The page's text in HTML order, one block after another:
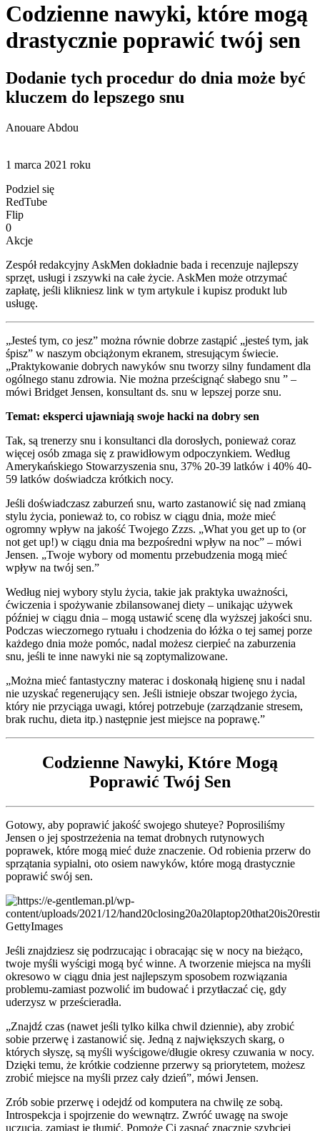
Codzienne nawyki, które mogą
drastycznie poprawić twój sen
Dodanie tych procedur do dnia może być
kluczem do lepszego snu
Anouare Abdou
1 marca 2021 roku
Podziel się
RedTube
Flip
0
Akcje
Zespół redakcyjny AskMen dokładnie bada i recenzuje najlepszy
sprzęt, usługi i zszywki na całe życie. AskMen może otrzymać
zapłatę, jeśli klikniesz link w tym artykule i kupisz produkt lub
usługę.
„Jesteś tym, co jesz” można równie dobrze zastąpić „jesteś tym, jak
śpisz” w naszym obciążonym ekranem, stresującym świecie.
„Praktykowanie dobrych nawyków snu tworzy silny fundament dla
ogólnego stanu zdrowia. Nie można prześcignąć słabego snu ” –
mówi Bridget Jensen, konsultant ds. snu w lepszej porze snu.
Temat: eksperci ujawniają swoje hacki na dobry sen
Tak, są trenerzy snu i konsultanci dla dorosłych, ponieważ coraz
więcej osób zmaga się z prawidłowym odpoczynkiem. Według
Amerykańskiego Stowarzyszenia snu, 37% 20-39 latków i 40% 40-
59 latków doświadcza krótkich nocy.
Jeśli doświadczasz zaburzeń snu, warto zastanowić się nad zmianą
stylu życia, ponieważ to, co robisz w ciągu dnia, może mieć
ogromny wpływ na jakość Twojego Zzzs. „What you get up to (or
not get up!) w ciągu dnia ma bezpośredni wpływ na noc” – mówi
Jensen. „Twoje wybory od momentu przebudzenia mogą mieć
wpływ na twój sen.”
Według niej wybory stylu życia, takie jak praktyka uważności,
ćwiczenia i spożywanie zbilansowanej diety – unikając używek
później w ciągu dnia – mogą ustawić scenę dla wyższej jakości snu.
Podczas wieczornego rytuału i chodzenia do łóżka o tej samej porze
każdego dnia może pomóc, nadal możesz cierpieć na zaburzenia
snu, jeśli te inne nawyki nie są zoptymalizowane.
„Można mieć fantastyczny materac i doskonałą higienę snu i nadal
nie uzyskać regenerujący sen. Jeśli istnieje obszar twojego życia,
który nie przyciąga uwagi, której potrzebuje (zarządzanie stresem,
brak ruchu, dieta itp.) następnie jest miejsce na poprawę.”
Codzienne Nawyki, Które Mogą
Poprawić Twój Sen
Gotowy, aby poprawić jakość swojego shuteye? Poprosiliśmy
Jensen o jej spostrzeżenia na temat drobnych rutynowych
poprawek, które mogą mieć duże znaczenie. Od robienia przerw do
sprzątania sypialni, oto osiem nawyków, które mogą drastycznie
poprawić swój sen.
GettyImages
Jeśli znajdziesz się podrzucając i obracając się w nocy na bieżąco,
twoje myśli wyścigi mogą być winne. A tworzenie miejsca na myśli
okresowo w ciągu dnia jest najlepszym sposobem rozwiązania
problemu-zamiast pozwolić im budować i przytłaczać cię, gdy
uderzysz w prześcieradła.
„Znajdź czas (nawet jeśli tylko kilka chwil dziennie), aby zrobić
sobie przerwę i zastanowić się. Jedną z największych skarg, o
których słyszę, są myśli wyścigowe/długie okresy czuwania w nocy.
Dzięki temu, że krótkie codzienne przerwy są priorytetem, możesz
zrobić miejsce na myśli przez cały dzień”, mówi Jensen.
Zrób sobie przerwę i odejdź od komputera na chwilę ze sobą.
Introspekcja i spojrzenie do wewnątrz. Zwróć uwagę na swoje
uczucia, zamiast je tłumić. Pomoże Ci zasnąć znacznie szybciej